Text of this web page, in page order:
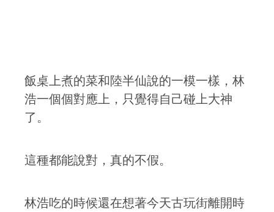
飯桌上煮的菜和陸半仙說的一模一樣，林
浩一個個對應上，只覺得自己碰上大神
了。
這種都能說對，真的不假。
林浩吃的時候還在想著今天古玩街離開時